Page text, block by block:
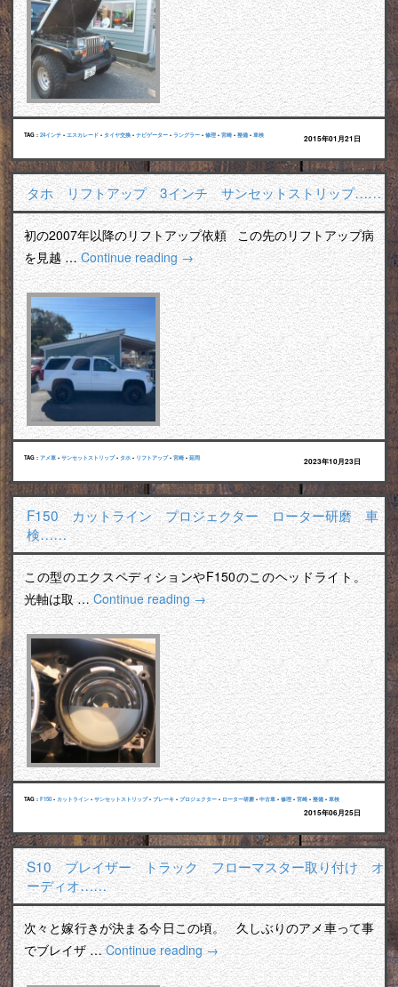
TAG : 24インチ • エスカレード • タイヤ交換 • ナビゲーター • ラングラー • 修理 • 宮崎 • 整備 • 車検 2015年01月21日
タホ リフトアップ 3インチ サンセットストリップ……
初の2007年以降のリフトアップ依頼 この先のリフトアップ病
を見越 …Continue reading→
TAG : アメ車 • サンセットストリップ• タホ • リフトアップ• 宮崎 • 延岡 2023年10月23日
F150 カットライン プロジェクター ローター研磨 車
検……
この型のエクスペディションやF150のこのヘッドライト。
光軸は取 …Continue reading→
TAG : F150 • カットライン • サンセットストリップ• ブレーキ • プロジェクター • ローター研磨 • 中古車 • 修理 • 宮崎 • 整備 • 車検
2015年06月25日
S10 ブレイザー トラック フローマスター取り付け オ
ーディオ……
次々と嫁行きが決まる今日この頃。 久しぶりのアメ車って事
でブレイザ …Continue reading→